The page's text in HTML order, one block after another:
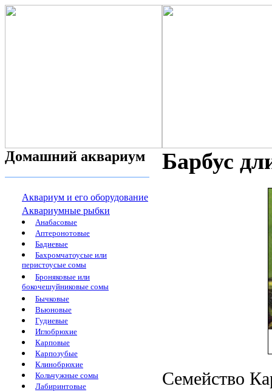
Домашний аквариум
Аквариум и его оборудование
Аквариумные рыбки
Анабасовые
Аптеронотовые
Бадиевые
Бахромчатоусые или
перистоусые сомы
Броняковые или
бокочешуйниковые сомы
Бычковые
Вьюновые
Гудиевые
Иглобрюхие
Карповые
Карпозубые
Клинобрюхие
Кольчужные сомы
Лабиринтовые
Барбус
Семейство